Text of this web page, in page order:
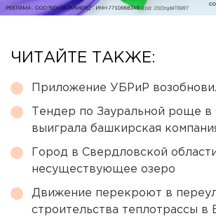
ЧИТАЙТЕ ТАКЖЕ:
Приложение УБРиР
Тендер по Зауральной роще в
выиграла башкирская
Город в Свердловской
несуществующее озеро
Движение перекроют в
строительства теплотрассы в